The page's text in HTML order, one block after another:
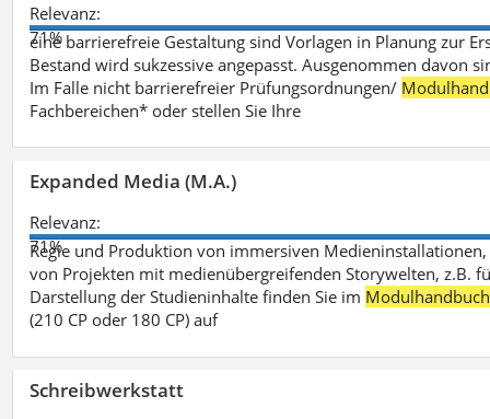
Relevanz:
71%
eine barrierefreie Gestaltung sind Vorlagen in Planung zur
Bestand wird sukzessive angepasst. Ausgenommen davon
Im Falle nicht barrierefreier Prüfungsordnungen/
Fachbereichen* oder stellen Sie Ihre
Expanded Media (M.A.)
Relevanz:
71%
Regie und Produktion von immersiven
von Projekten mit medienübergreifenden Storywelten, z.B.
Darstellung der Studieninhalte finden Sie im Modulhandbuch
(210 CP oder 180 CP) auf
Schreibwerkstatt